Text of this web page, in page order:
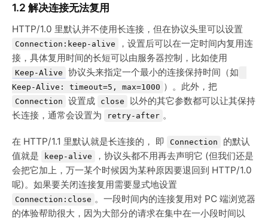
1.2 解决连接无法复用
HTTP/1.0 里默认并不使用长连接，但在协议头里可以设置
Connection:keep-alive
，设置后可以在一定时间内复用连
接，具体复用时间的长短可以由服务器控制，比如使用
Keep-Alive 协议头来指定一个最小的连接保持时间（如
Keep-Alive: timeout=5, max=1000 ）。此外，把
Connection 设置成 close
以外的其它参数都可以让其保持
长连接，通常会设置为
retry-after 。
在 HTTP/1.1 里默认就是长连接的， 即 Connection
的默认
值就是
keep-alive
，协议头都不用再去声明它 (但我们还是
会把它加上，万一某个时候因为某种原因要退回到 HTTP/1.0
呢)。如果要关闭连接复用需要显式地设置
Connection:close 。一段时间内的连接复用对 PC 端浏览器
的体验帮助很大，因为大部分的请求在集中在一小段时间以